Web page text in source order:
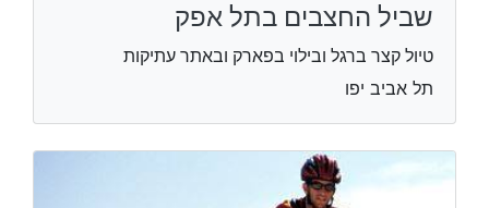
שביל החצבים בתל אפק
טיול קצר ברגל ובילוי בפארק ובאתר עתיקות
תל אביב יפו